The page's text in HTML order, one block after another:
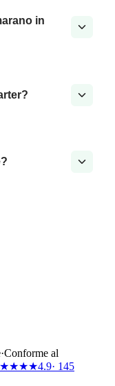
in
·Conforme al
4.9· 145